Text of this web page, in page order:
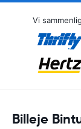
Vi
Billeje